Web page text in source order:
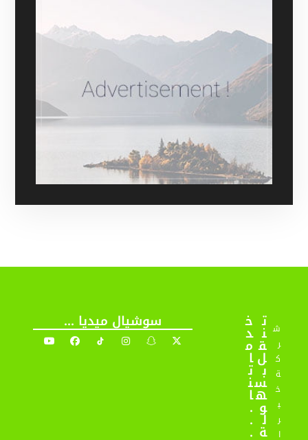
ش
ر
ك
ة
خ
ب
ر
ا
ت
ن
ق
ل
ب
س
ه
و
ل
ة
خ
د
م
ا
ت
ن
ا
.
.
.
سوشيال ميديا ...